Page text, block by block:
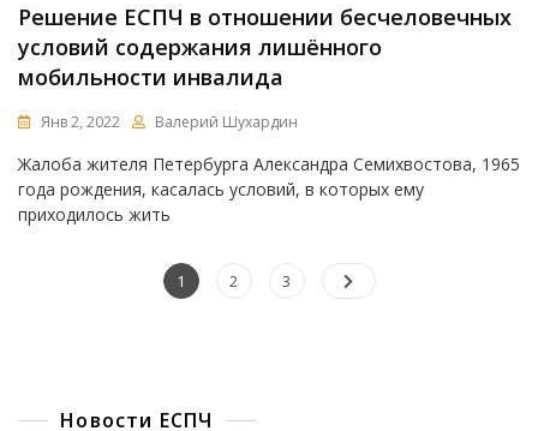
Решение ЕСПЧ в отношении бесчеловечных
условий содержания лишённого
мобильности инвалида
Янв 2, 2022 Валерий Шухардин
Жалоба жителя Петербурга Александра Семихвостова, 1965
года рождения, касалась условий, в которых ему
приходилось жить
Пагинация
Page
1 Page
2 Page
3
Новости ЕСПЧ